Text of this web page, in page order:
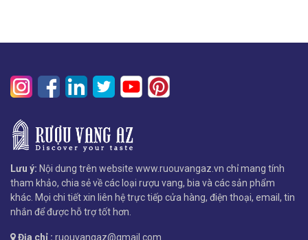
Lưu ý: Nội dung trên website www.ruouvangaz.vn chỉ mang tính
tham khảo, chia sẻ về các loại rượu vang, bia và các sản phẩm
khác. Mọi chi tiết xin liên hệ trực tiếp cửa hàng, điện thoại, email, tin
nhắn để được hỗ trợ tốt hơn.
Địa chỉ : ruouvangaz@gmail.com